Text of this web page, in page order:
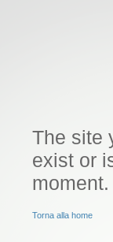
The site
exist or
moment.
Torna alla home